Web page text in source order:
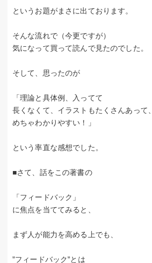
というお題がまさに出ております。
そんな流れで（今更ですが）
気になって買って読んで見たのでした。
そして、思ったのが
「理論と具体例、入ってて
長くなくて、イラストもたくさんあって、
めちゃわかりやすい！」
という率直な感想でした。
■さて、話をこの著書の
「フィードバック」
に焦点を当ててみると、
まず人が能力を高める上でも、
”フィードバック”とは